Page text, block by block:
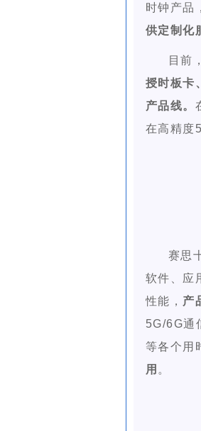
时钟产品
供定制化
目前
授时板卡
产品线。
在高精度
赛思
软件、应
性能， 产
5G/6G通
等各个用
用 。